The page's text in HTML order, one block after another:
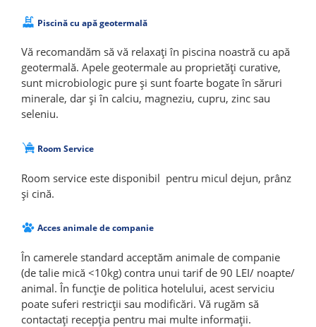
Piscină cu apă geotermală
Vă recomandăm să vă relaxați în piscina noastră cu apă
geotermală. Apele geotermale au proprietăți curative,
sunt microbiologic pure şi sunt foarte bogate în săruri
minerale, dar şi în calciu, magneziu, cupru, zinc sau
seleniu.
Room Service
Room service este disponibil pentru micul dejun, prânz
și cină.
Acces animale de companie
În camerele standard acceptăm animale de companie
(de talie mică <10kg) contra unui tarif de 90 LEI/ noapte/
animal. În funcție de politica hotelului, acest serviciu
poate suferi restricții sau modificări. Vă rugăm să
contactați recepția pentru mai multe informații.